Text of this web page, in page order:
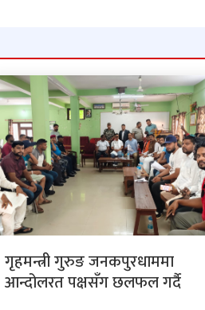
गृहमन्त्री गुरुङ जनकपुरधाममा
आन्दोलरत पक्षसँग छलफल गर्दै